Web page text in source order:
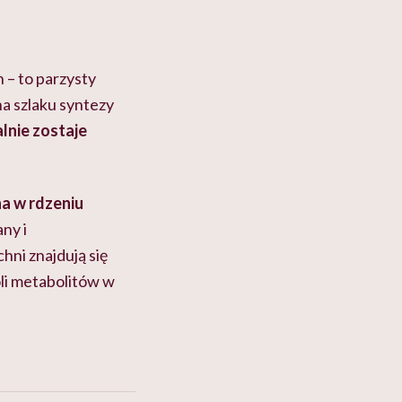
– to parzysty
szlaku syntezy
zostaje
w rdzeniu
i
znajdują się
metabolitów w